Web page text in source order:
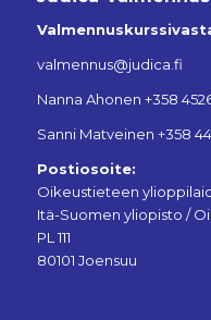
valmennus@judica.fi
Nanna Ahonen +358
Sanni Matveinen +358
Postiosoite:
Oikeustieteen
Itä-Suomen yliopisto /
PL 111
80101 Joensuu